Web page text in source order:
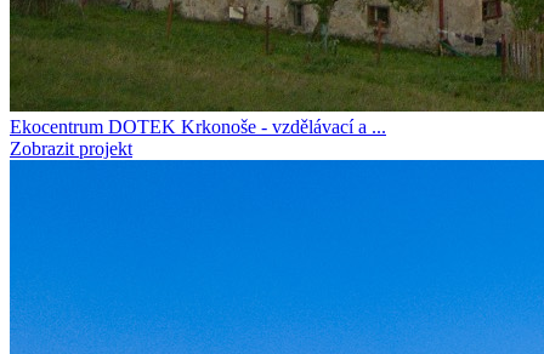
Ekocentrum DOTEK Krkonoše - vzdělávací a ...
Zobrazit projekt